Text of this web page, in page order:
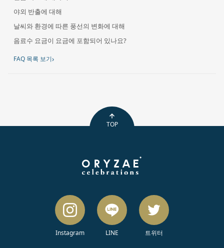
야외 반출에 대해
날씨와 환경에 따른 풍선의 변화에 대해
음료수 요금이 요금에 포함되어 있나요?
FAQ 목록 보기›
TOP
Instagram LINE 트위터